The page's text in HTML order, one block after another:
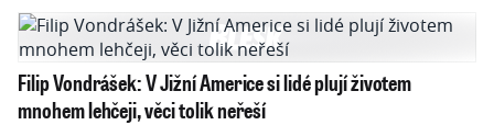
Filip Vondrášek: V Jižní Americe si lidé plují životem
mnohem lehčeji, věci tolik neřeší